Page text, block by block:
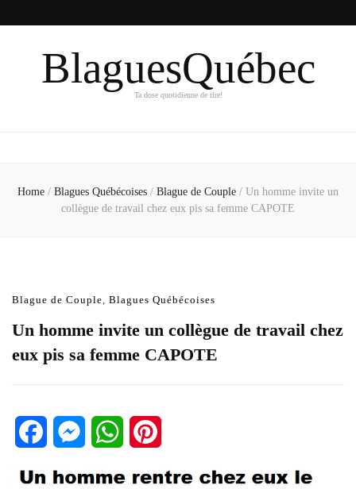
BlaguesQuébec
Ta dose quotidienne de rire!
Home / Blagues Québécoises / Blague de Couple / Un homme invite un
collègue de travail chez eux pis sa femme CAPOTE
Blague de Couple, Blagues Québécoises
Un homme invite un collègue de travail chez
eux pis sa femme CAPOTE